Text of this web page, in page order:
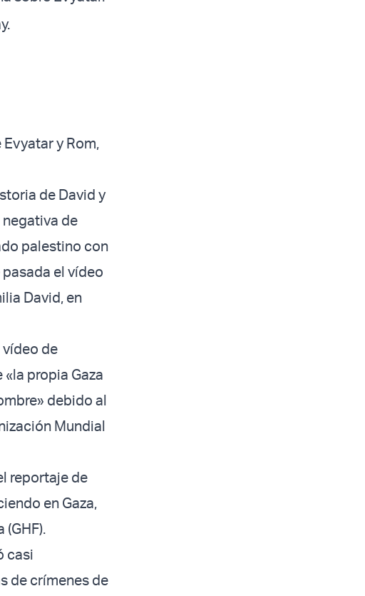
y Rom,
de David y
de
palestino con
el vídeo
David, en
vídeo de
propia Gaza
debido al
Mundial
reportaje de
en Gaza,
casi
de crímenes de